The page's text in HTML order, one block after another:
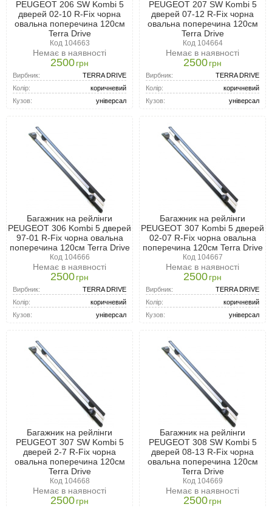
PEUGEOT 206 SW Kombi 5
дверей 02-10 R-Fix чорна
овальна поперечина 120см
Terra Drive
Код 104663
Немає в наявності
2500грн
Вирбник:
TERRA DRIVE
Колір:
коричневий
Кузов:
універсал
PEUGEOT 207 SW Kombi 5
дверей 07-12 R-Fix чорна
овальна поперечина 120см
Terra Drive
Код 104664
Немає в наявності
2500грн
Вирбник:
TERRA DRIVE
Колір:
коричневий
Кузов:
універсал
Багажник на рейлінги
PEUGEOT 306 Kombi 5 дверей
97-01 R-Fix чорна овальна
поперечина 120см Terra Drive
Код 104666
Немає в наявності
2500грн
Вирбник:
TERRA DRIVE
Колір:
коричневий
Кузов:
універсал
Багажник на рейлінги
PEUGEOT 307 Kombi 5 дверей
02-07 R-Fix чорна овальна
поперечина 120см Terra Drive
Код 104667
Немає в наявності
2500грн
Вирбник:
TERRA DRIVE
Колір:
коричневий
Кузов:
універсал
Багажник на рейлінги
PEUGEOT 307 SW Kombi 5
дверей 2-7 R-Fix чорна
овальна поперечина 120см
Terra Drive
Код 104668
Немає в наявності
2500грн
Багажник на рейлінги
PEUGEOT 308 SW Kombi 5
дверей 08-13 R-Fix чорна
овальна поперечина 120см
Terra Drive
Код 104669
Немає в наявності
2500грн